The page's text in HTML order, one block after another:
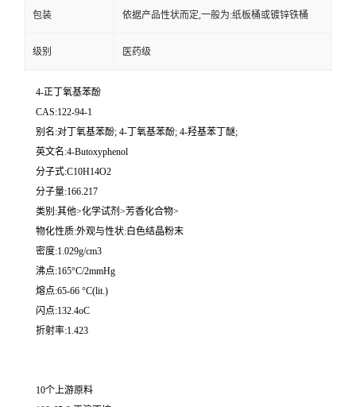
包装 依据产品性状而定,一般为:纸板桶或镀锌铁桶
级别 医药级
4-正丁氧基苯酚
CAS:122-94-1
别名:对丁氧基苯酚; 4-丁氧基苯酚; 4-羟基苯丁醚;
英文名:4-Butoxyphenol
分子式:C10H14O2
分子量:166.217
类别:其他>化学试剂>芳香化合物>
物化性质:外观与性状:白色结晶粉末
密度:1.029g/cm3
沸点:165°C/2mmHg
熔点:65-66 °C(lit.)
闪点:132.4oC
折射率:1.423
10个上游原料